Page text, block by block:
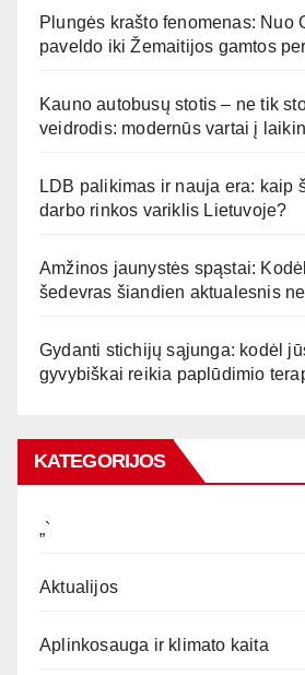
Plungės krašto fenomenas: Nuo
paveldo iki Žemaitijos gamtos
Kauno autobusų stotis – ne tik
veidrodis: modernūs vartai į
LDB palikimas ir nauja era: kaip
darbo rinkos variklis Lietuvoje?
Amžinos jaunystės spąstai:
šedevras šiandien aktualesnis
Gydanti stichijų sąjunga: kodėl
gyvybiškai reikia paplūdimio
KATEGORIJOS
„`
Aktualijos
Aplinkosauga ir klimato kaita